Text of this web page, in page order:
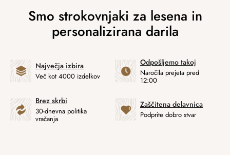
Največja izbira
Več kot 4000 izdelkov
Odpošljemo takoj
Naročila prejeta pred
12:00
Brez skrbi
30-dnevna politika
vračanja
Zaščitena delavnica
Podprite dobro stvar